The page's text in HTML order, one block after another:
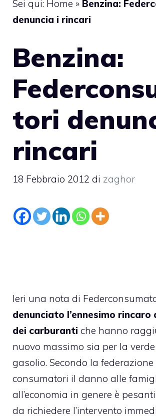
Sei qui: Home » Benzina:
denuncia i rincari
Benzina:
tori
rincari
18 Febbraio 2012 di zaghor
Ieri una nota di
denunciato l’ennesimo rincaro
dei carburanti che hanno
nuovo massimo sia per la
gasolio. Secondo la federazione
consumatori il danno alle
all’economia in genere è
da richiedere l’intervento